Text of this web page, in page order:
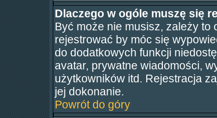
Dlaczego w ogóle muszę się
Być może nie musisz, zależy
rejestrować by móc się
do dodatkowych funkcji
avatar, prywatne wiadomości,
użytkowników itd. Rejestracja
jej dokonanie.
Powrót do góry